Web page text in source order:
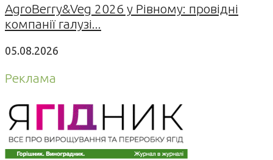
AgroBerry&Veg 2026 у Рівному: провідні
компанії галузі...
05.08.2026
Реклама